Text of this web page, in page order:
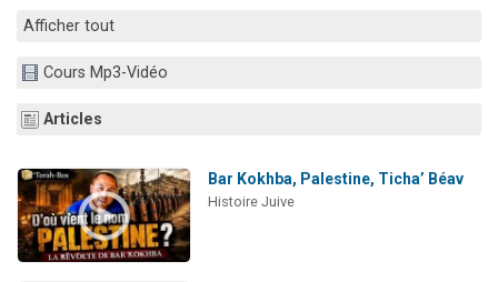
Afficher tout
Cours Mp3-Vidéo
Articles
Bar Kokhba, Palestine, Ticha’ Béav
Histoire Juive